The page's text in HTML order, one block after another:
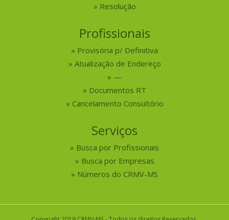
Resolução
Profissionais
Provisória p/ Definitiva
Atualização de Endereço
—
Documentos RT
Cancelamento Consultório
Serviços
Busca por Profissionais
Busca por Empresas
Números do CRMV-MS